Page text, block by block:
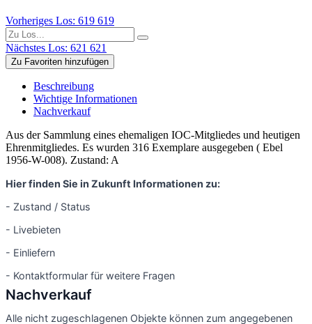
Vorheriges Los: 619 619
Nächstes Los: 621 621
Zu Favoriten hinzufügen
Beschreibung
Wichtige Informationen
Nachverkauf
Aus der Sammlung eines ehemaligen IOC-Mitgliedes und heutigen
Ehrenmitgliedes. Es wurden 316 Exemplare ausgegeben ( Ebel
1956-W-008). Zustand: A
Hier finden Sie in Zukunft Informationen zu:
- Zustand / Status
- Livebieten
- Einliefern
- Kontaktformular für weitere Fragen
Nachverkauf
Alle nicht zugeschlagenen Objekte können zum angegebenen